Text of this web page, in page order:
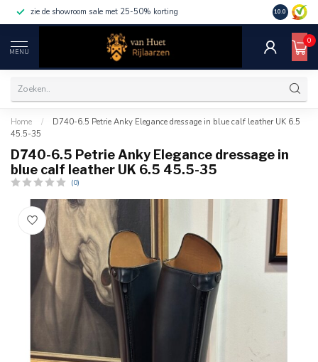
zie de showroom sale met 25-50% korting 10.0
MENU
0
Home /
D740-6.5 Petrie Anky Elegance dressage in blue calf leather UK 6.5
45.5-35
D740-6.5 Petrie Anky Elegance dressage in
blue calf leather UK 6.5 45.5-35
(0)